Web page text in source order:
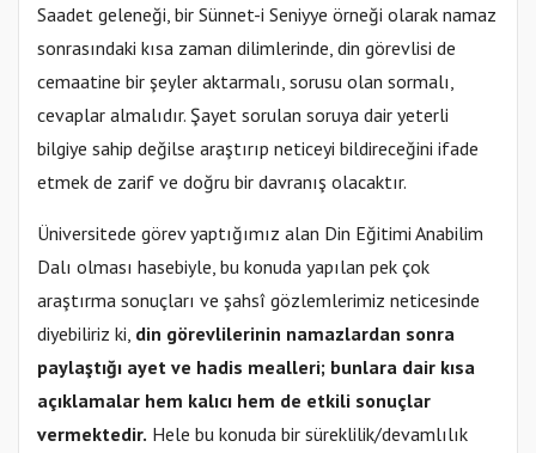
Saadet geleneği, bir Sünnet-i Seniyye örneği olarak namaz
sonrasındaki kısa zaman dilimlerinde, din görevlisi de
cemaatine bir şeyler aktarmalı, sorusu olan sormalı,
cevaplar almalıdır. Şayet sorulan soruya dair yeterli
bilgiye sahip değilse araştırıp neticeyi bildireceğini ifade
etmek de zarif ve doğru bir davranış olacaktır.
Üniversitede görev yaptığımız alan Din Eğitimi Anabilim
Dalı olması hasebiyle, bu konuda yapılan pek çok
araştırma sonuçları ve şahsî gözlemlerimiz neticesinde
diyebiliriz ki, din görevlilerinin namazlardan sonra
paylaştığı ayet ve hadis mealleri; bunlara dair kısa
açıklamalar hem kalıcı hem de etkili sonuçlar
vermektedir. Hele bu konuda bir süreklilik/devamlılık